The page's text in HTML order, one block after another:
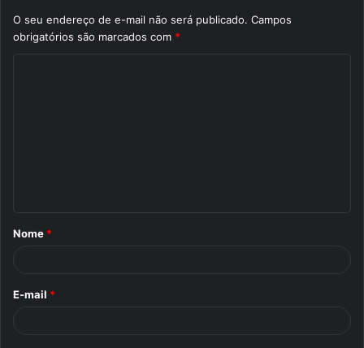
O seu endereço de e-mail não será publicado. Campos
obrigatórios são marcados com *
r
Nome *
E-mail *